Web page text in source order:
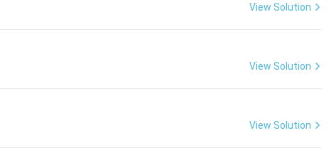
View Solution
View Solution
View Solution